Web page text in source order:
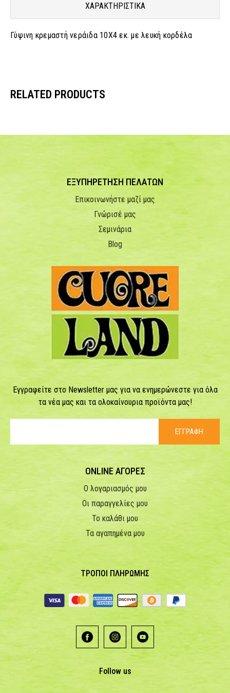
ΧΑΡΑΚΤΗΡΙΣΤΙΚΑ
Γύψινη κρεμαστή νεράιδα 10Χ4 εκ. με λευκή κορδέλα
RELATED PRODUCTS
ΕΞΥΠΗΡΕΤΗΣΗ ΠΕΛΑΤΩΝ
Επικοινωνήστε μαζί μας
Γνώρισέ μας
Σεμινάρια
Blog
Εγγραφείτε στο Newsletter μας για να ενημερώνεστε για όλα
τα νέα μας και τα ολοκαίνουρια προϊόντα μας!
ΕΓΓΡΑΦΗ
ONLINE ΑΓΟΡΕΣ
Ο λογαριασμός μου
Οι παραγγελίες μου
Το καλάθι μου
Τα αγαπημένα μου
ΤΡΟΠΟΙ ΠΛΗΡΩΜΗΣ
Follow us